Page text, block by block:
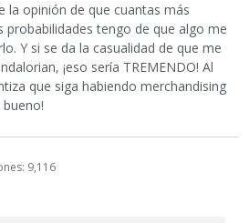
la opinión de que cuantas más
probabilidades tengo de que algo me
Y si se da la casualidad de que me
¡eso sería TREMENDO! Al
que siga habiendo merchandising
bueno!
9,116